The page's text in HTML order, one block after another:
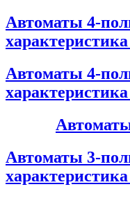
Автоматы 4-
Автоматы 4-
Автоматы 3-